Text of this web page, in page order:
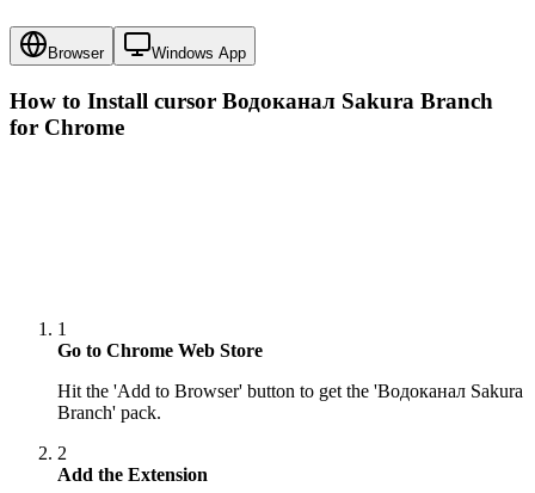
Browser Windows App
How to Install cursor Водоканал Sakura Branch
for Chrome
1
Go to Chrome Web Store
Hit the 'Add to Browser' button to get the 'Водоканал Sakura
Branch' pack.
2
Add the Extension